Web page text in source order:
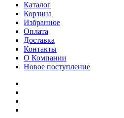
Каталог
Корзина
Избранное
Оплата
Доставка
Контакты
О Компании
Новое поступление